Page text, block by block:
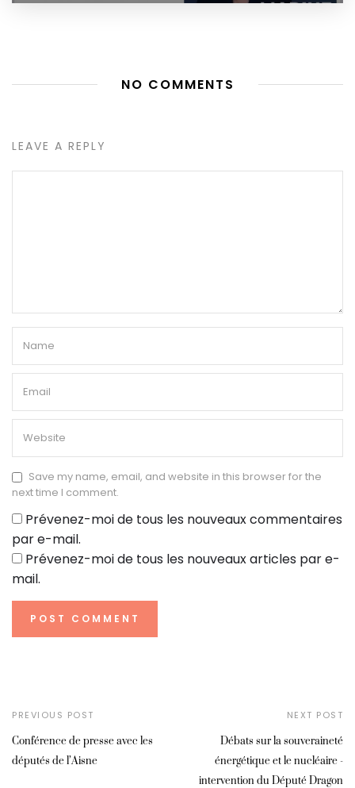
NO COMMENTS
LEAVE A REPLY
Save my name, email, and website in this browser for the
next time I comment.
Prévenez-moi de tous les nouveaux commentaires
par e-mail.
Prévenez-moi de tous les nouveaux articles par e-
mail.
PREVIOUS POST
Conférence de presse avec les
députés de l’Aisne
NEXT POST
Débats sur la souveraineté
énergétique et le nucléaire -
intervention du Député Dragon